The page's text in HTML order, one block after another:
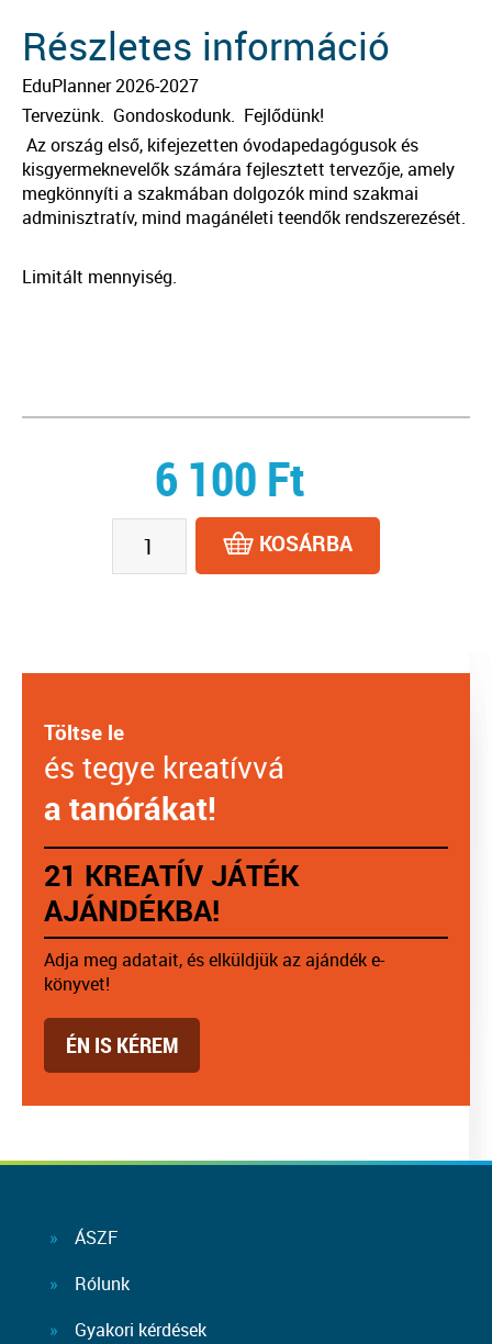
Részletes információ
EduPlanner 2026-2027
Tervezünk. Gondoskodunk. Fejlődünk!
Az ország első, kifejezetten óvodapedagógusok és
kisgyermeknevelők számára fejlesztett tervezője, amely
megkönnyíti a szakmában dolgozók mind szakmai
adminisztratív, mind magánéleti teendők rendszerezését.
Limitált mennyiség.
6 100 Ft
KOSÁRBA
Töltse le
és tegye kreatívvá
a tanórákat!
21 KREATÍV JÁTÉK
AJÁNDÉKBA!
Adja meg adatait, és elküldjük az ajándék e-
könyvet!
ÉN IS KÉREM
ÁSZF
Rólunk
Gyakori kérdések